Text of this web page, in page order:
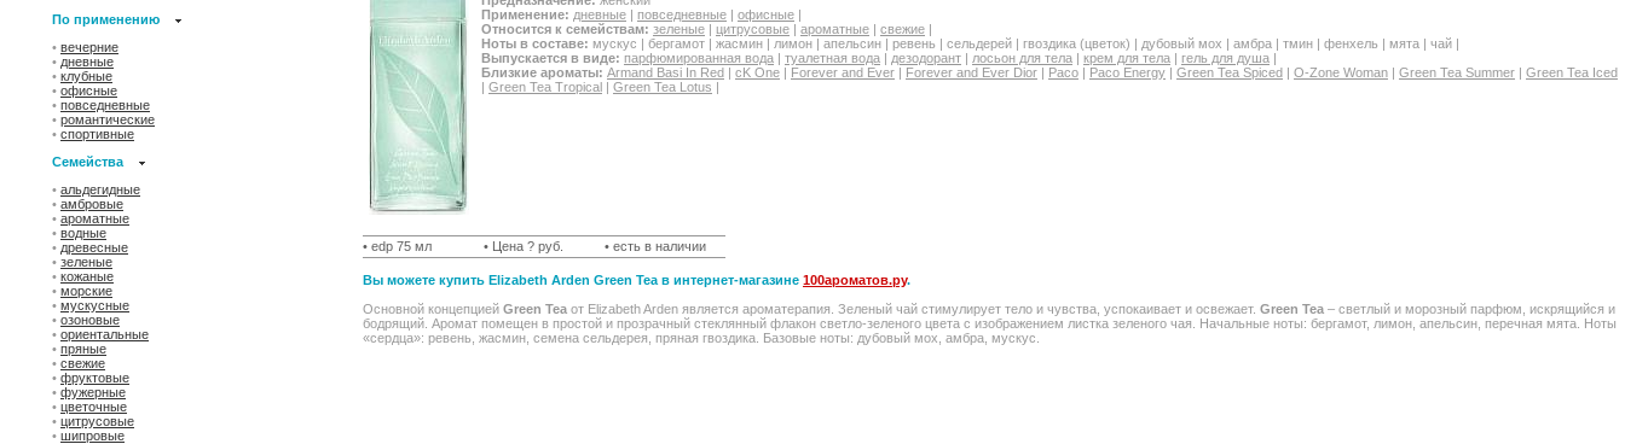
По применению
• вечерние
• дневные
• клубные
• офисные
• повседневные
• романтические
• спортивные
Семейства
• альдегидные
• амбровые
• ароматные
• водные
• древесные
• зеленые
• кожаные
• морские
• мускусные
• озоновые
• ориентальные
• пряные
• свежие
• фруктовые
• фужерные
• цветочные
• цитрусовые
• шипровые
Применение: дневные | повседневные | офисные |
Относится к семействам: зеленые | цитрусовые | ароматные | свежие |
Ноты в составе: мускус | бергамот | жасмин | лимон | апельсин | ревень | сельдерей | гвоздика (цветок) | дубовый мох | амбра | тмин | фенхель | мята | чай |
Выпускается в виде: парфюмированная вода | туалетная вода | дезодорант | лосьон для тела | крем для тела | гель для душа |
Близкие ароматы: Armand Basi In Red | cK One | Forever and Ever | Forever and Ever Dior | Paco | Paco Energy | Green Tea Spiced | O-Zone Woman | Green Tea Summer | Green Tea Iced
| Green Tea Tropical | Green Tea Lotus |
• edp 75 мл • Цена ? руб. • есть в наличии
Вы можете купить Elizabeth Arden Green Tea в интернет-магазине 100ароматов.ру.
Основной концепцией Green Tea от Elizabeth Arden является ароматерапия. Зеленый чай стимулирует тело и чувства, успокаивает и освежает. Green Tea – светлый и морозный парфюм, искрящийся и
бодрящий. Аромат помещен в простой и прозрачный стеклянный флакон светло-зеленого цвета с изображением листка зеленого чая. Начальные ноты: бергамот, лимон, апельсин, перечная мята. Ноты
«сердца»: ревень, жасмин, семена сельдерея, пряная гвоздика. Базовые ноты: дубовый мох, амбра, мускус.